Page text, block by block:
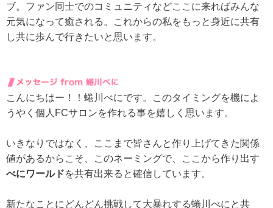
ブ。ファン同士でのコミュニティなどここに来ればみんな
元気になって癒される。これからの私をもっと身近に共有
し共に歩んで行きたいと思います。
こんにちはー！！蜷川べにです。このタイミングを機によ
うやく個人FCサロンを作れる事を嬉しく思います。
いきなりではなく、ここまで皆さんと作り上げてきた関係
値があるからこそ、このネーミングで、ここから作り出す
べにワールドを共有出来ると確信しています。
新たなことにどんどん挑戦して大暴れする蜷川べにと共